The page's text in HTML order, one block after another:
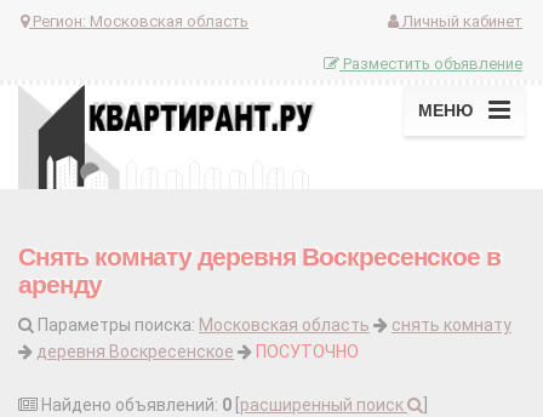
Регион: Московская область Личный кабинет
Разместить объявление
МЕНЮ
Снять комнату деревня Воскресенское в
аренду
Параметры поиска: Московская область
снять комнату
деревня Воскресенское
ПОСУТОЧНО
Найдено объявлений: 0 расширенный поиск